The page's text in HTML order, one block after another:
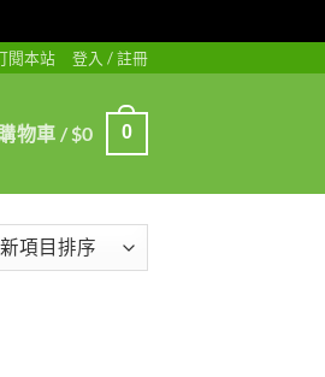
閱本站 登入 / 註冊
物車 /$0 0